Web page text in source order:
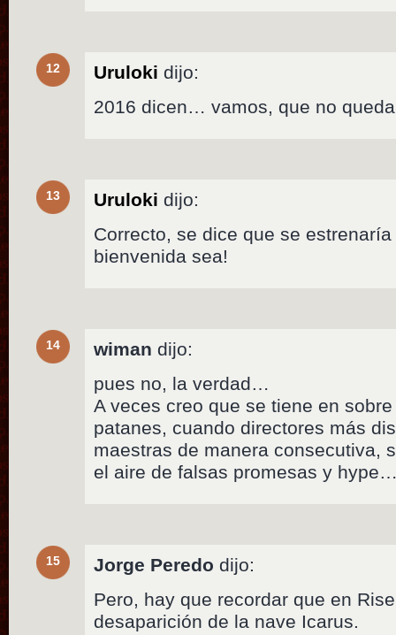
12 Uruloki dijo:
2016 dicen… vamos, que no
13 Uruloki dijo:
Correcto, se dice que se
bienvenida sea!
14 wiman dijo:
pues no, la verdad…
A veces creo que se tiene en
patanes, cuando directores más
maestras de manera consecutiva,
el aire de falsas promesas y
15 Jorge Peredo dijo:
Pero, hay que recordar que en
desaparición de la nave Icarus.